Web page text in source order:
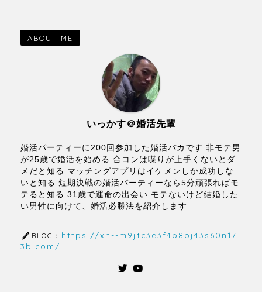
ABOUT ME
いっかす＠婚活先輩
婚活パーティーに200回参加した婚活バカです 非モテ男
が25歳で婚活を始める 合コンは喋りが上手くないとダ
メだと知る マッチングアプリはイケメンしか成功しな
いと知る 短期決戦の婚活パーティーなら5分頑張ればモ
テると知る 31歳で運命の出会い モテないけど結婚した
い男性に向けて、婚活必勝法を紹介します
BLOG： https://xn--m9jtc3e3f4b8oj43s60n17
3b.com/